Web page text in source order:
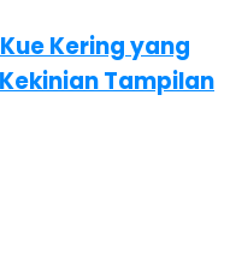
Kering yang
Tampilan